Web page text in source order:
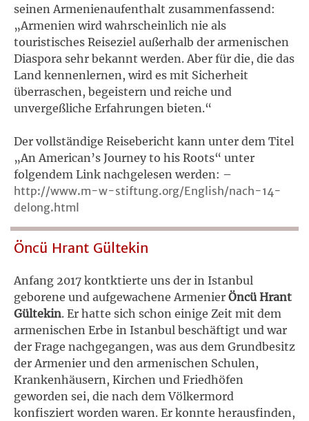
seinen Armenienaufenthalt zusammenfassend:
„Armenien wird wahrscheinlich nie als
touristisches Reiseziel außerhalb der armenischen
Diaspora sehr bekannt werden. Aber für die, die das
Land kennenlernen, wird es mit Sicherheit
überraschen, begeistern und reiche und
unvergeßliche Erfahrungen bieten.“
Der vollständige Reisebericht kann unter dem Titel
„An American’s Journey to his Roots“ unter
folgendem Link nachgelesen werden: –
http://www.m-w-stiftung.org/English/nach-14-
delong.html
Öncü Hrant Gültekin
Anfang 2017 kontktierte uns der in Istanbul
geborene und aufgewachene Armenier Öncü Hrant
Gültekin. Er hatte sich schon einige Zeit mit dem
armenischen Erbe in Istanbul beschäftigt und war
der Frage nachgegangen, was aus dem Grundbesitz
der Armenier und den armenischen Schulen,
Krankenhäusern, Kirchen und Friedhöfen
geworden sei, die nach dem Völkermord
konfisziert worden waren. Er konnte herausfinden,